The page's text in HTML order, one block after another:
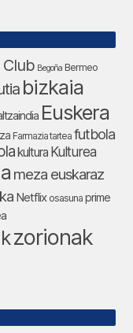
Club Begoña Bermeo
bizkaia
Euskera
Farmazia tartea futbola
kultura Kulturea
meza euskaraz
Netflix osasuna prime
zorionak